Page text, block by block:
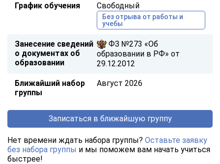
График обучения Свободный
Без отрыва от работы и
учебы
Занесение сведений
о документах об
образовании
ФЗ №273 «Об
образовании в РФ» от
29.12.2012
Ближайший набор
группы
Август 2026
Записаться в ближайшую группу
Нет времени ждать набора группы? Оставьте заявку
без набора группы и мы поможем вам начать учиться
быстрее!